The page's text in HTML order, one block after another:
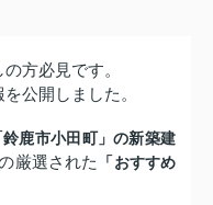
方必見です。
公開しました。
鈴鹿市小田町」の新築建
厳選された
「おすすめ